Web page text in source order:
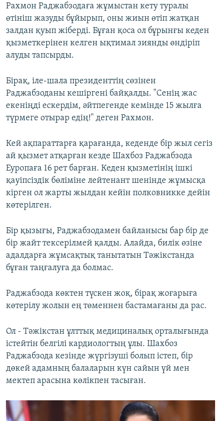
Рахмон Раджабзодаға жұмыстан кету туралы
өтініш жазуды бұйырып, оны жиын өтіп жатқан
залдан қуып жіберді. Бұған қоса ол бұрынғы кеден
қызметкерінен келген ықтимал зиянды өндіріп
алуды тапсырды.
Бірақ, іле-шала президенттің сөзінен
Раджабзоданы кешіргені байқалды. "Сенің жас
екеніңді ескердім, әйтпегенде кемінде 15 жылға
түрмеге отырар едің!" деген Рахмон.
Кей ақпараттарға қарағанда, кеденде бір жыл сегіз
ай қызмет атқарған кезде Шахбоз Раджабзода
Еуропаға 16 рет барған. Кеден қызметінің ішкі
қауіпсіздік бөліміне лейтенант шенінде жұмысқа
кірген ол жарты жылдан кейін полковникке дейін
көтерілген.
Бір қызығы, Раджабзодамен байланысы бар бір де
бір жайт тексерілмей қалды. Алайда, билік өзіне
адалдарға жұмсақтық танытатын Тәжікстанда
бұған таңғалуға да болмас.
Раджабзода көктен түскен жоқ, бірақ жоғарыға
көтерілу жолын ең төменнен бастамағаны да рас.
Ол - Тәжікстан ұлттық медициналық орталығында
істейтін белгілі кардиологтың ұлы. Шахбоз
Раджабзода кезінде жүргізуші болып істеп, бір
дөкей адамның балаларын күн сайын үй мен
мектеп арасына көлікпен тасыған.